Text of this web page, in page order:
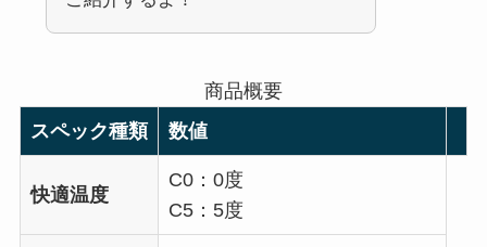
商品概要
スペック種類
数値
快適温度
C0：0度
C5：5度